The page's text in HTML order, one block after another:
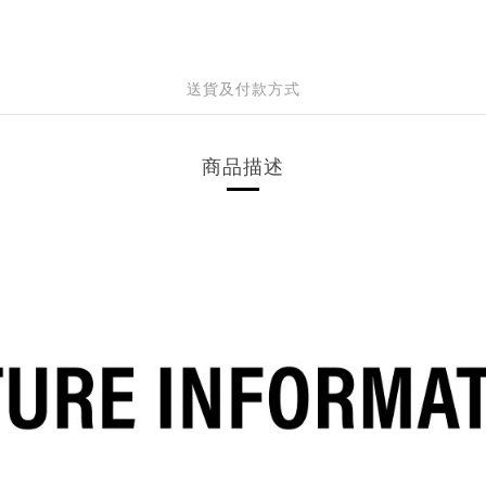
送貨及付款方式
商品描述